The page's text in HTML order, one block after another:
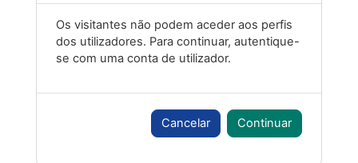
Os visitantes não podem aceder aos perfis
dos utilizadores. Para continuar, autentique-
se com uma conta de utilizador.
Cancelar Continuar